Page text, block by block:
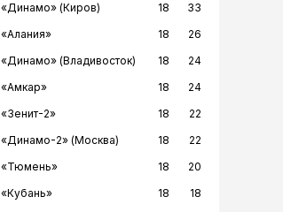
«Динамо» (Киров) 18
33
«Алания» 18
26
«Динамо» (Владивосток) 18
24
«Амкар» 18
24
«Зенит-2» 18
22
«Динамо-2» (Москва) 18
22
«Тюмень» 18
20
«Кубань» 18
18